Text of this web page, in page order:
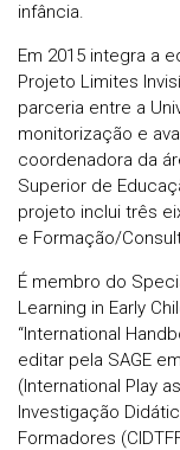
infância.
Em 2015 integra a
Projeto Limites
parceria entre a
monitorização e
coordenadora da
Superior de
projeto inclui três
e Formação/
É membro do
Learning in Early
“International
editar pela SAGE
(International Play
Investigação
Formadores